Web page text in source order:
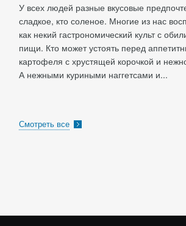
У всех людей разные вкусовые
сладкое, кто соленое. Многие из нас
как некий гастрономический культ с
пищи. Кто может устоять перед
картофеля с хрустящей корочкой и
А нежными куриными наггетсами и...
Смотреть все